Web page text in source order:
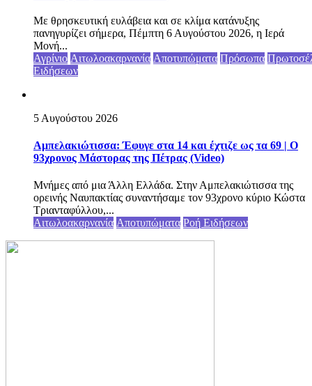
Με θρησκευτική ευλάβεια και σε κλίμα κατάνυξης
πανηγυρίζει σήμερα, Πέμπτη 6 Αυγούστου 2026, η Ιερά
Μονή...
Αγρίνιο Αιτωλοακαρνανία Αποτυπώματα Πρόσωπα
Ειδήσεων
5 Αυγούστου 2026
Αμπελακιώτισσα: Έφυγε στα 14 και έχτιζε ως τα 69 | Ο
93χρονος Μάστορας της Πέτρας (Video)
Μνήμες από μια Άλλη Ελλάδα. Στην Αμπελακιώτισσα της
ορεινής Ναυπακτίας συναντήσαμε τον 93χρονο κύριο Κώστα
Τριανταφύλλου,...
Αιτωλοακαρνανία Αποτυπώματα Ροή Ειδήσεων